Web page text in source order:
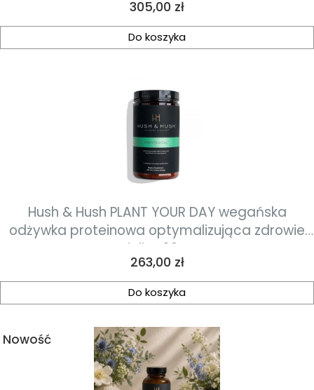
Cena
305,00 zł
Do koszyka
Hush & Hush PLANT YOUR DAY wegańska
odżywka proteinowa optymalizująca zdrowie
jelit 402g
Cena
263,00 zł
Do koszyka
Nowość